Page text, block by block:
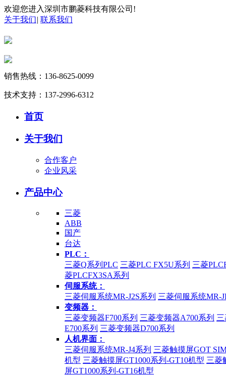
欢迎您进入深圳市鹏菱科技有限公司!
关于我们| 联系我们
销售热线：136-8625-0099
技术支持：137-2996-6312
首页
关于我们
合作客户
企业风采
产品中心
三菱
ABB
国产
台达
PLC：
三菱Q系列PLC 三菱PLC FX5U系列 三菱
菱PLCFX3SA系列
伺服系统：
三菱伺服系统MR-J2S系列 三菱伺服系统MR-
变频器：
三菱变频器F700系列 三菱变频器A700系列 三
E700系列 三菱变频器D700系列
人机界面：
三菱伺服系统MR-J4系列 三菱触摸屏GOT
机型 三菱触摸屏GT1000系列-GT10机型 三菱
屏GT1000系列-GT16机型